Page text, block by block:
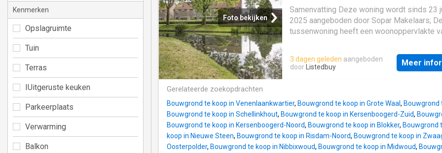
woonkamer, een praktische kast onder de
een goede lichtinval door raampartijen. De
aan voor. En achterzijde zijn voorzien van
kleurstelling, natuurstenen werkblad en
van koelkast, gaskookplaat en afzuigkap.
DOUCHE In neutrale kleurstelling, toilet,
wastafelmeubel en inloopdouc
Foto bekijken
Samenvatting Deze woning wordt sinds 23
2025 aangeboden door Sopar Makelaars; De
tussenwoning heeft een woonoppervlakte
slaapkamers; De woning is gebouwd In
in de buurt De Graeffweg en omgeving in
3 dagen geleden aangeboden
door
Listedbuy Meer
Gerelateerde zoekopdrachten
Bouwgrond te koop in Venenlaankwartier, Bouwgrond te koop in Grote Waal , Bouwgrond
Bouwgrond te koop in Schellinkhout, Bouwgrond te koop in Kersenboogerd-Zuid,
Bouwgrond te koop in Kersenboogerd-Noord, Bouwgrond te koop in Blokker, Bouwgrond
koop in Nieuwe Steen, Bouwgrond te koop in Risdam-Noord, Bouwgrond te koop in
Oosterpolder, Bouwgrond te koop in Nibbixwoud, Bouwgrond te koop in Midwoud,
Kenmerken
Opslagruimte
Tuin
Terras
IUitgeruste keuken
Parkeerplaats
Verwarming
Balkon